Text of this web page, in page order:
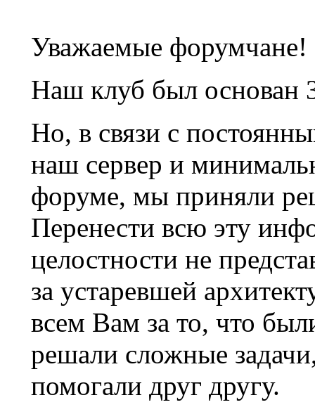
Уважаемые форумчане!
Наш клуб был основан
Но, в связи с
наш сервер и
форуме, мы приняли
Перенести всю эту
целостности не
за устаревшей
всем Вам за то, что
решали сложные
помогали друг другу.